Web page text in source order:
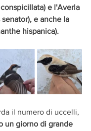
conspicillata) e l'Averla
senator), e anche la
hispanica).
il numero di uccelli,
un giorno di grande